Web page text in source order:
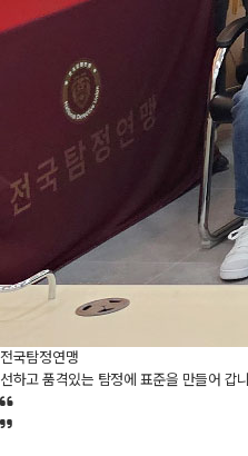
전국탐정연맹
선하고 품격있는 탐정에 표준을 만들어 갑